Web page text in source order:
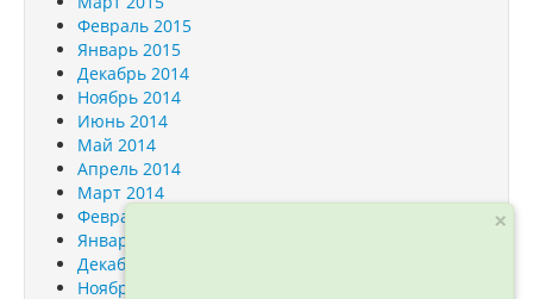
Февраль 2015
Январь 2015
Декабрь 2014
Ноябрь 2014
Июнь 2014
Май 2014
Апрель 2014
Март 2014
Февраль 2014
Январь 2014
Декабрь 2013
Ноябрь 2013
×